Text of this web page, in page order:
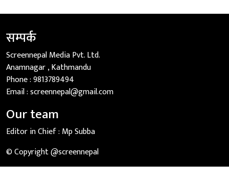
सम्पर्क
Screennepal Media Pvt. Ltd.
Anamnagar , Kathmandu
Phone :9813789494
Email :screennepal@gmail.com
Our team
Editor in Chief : Mp Subba
© Copyright @screennepal